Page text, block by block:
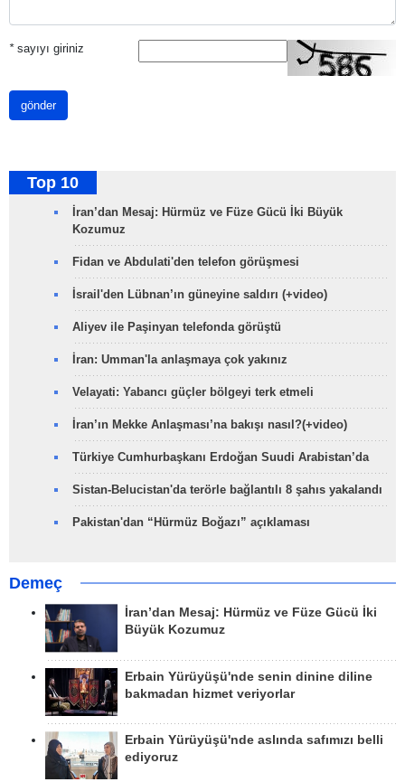
*sayıyı giriniz
gönder
Top 10
İran’dan Mesaj: Hürmüz ve Füze Gücü İki Büyük
Kozumuz
Fidan ve Abdulati'den telefon görüşmesi
İsrail'den Lübnan’ın güneyine saldırı (+video)
Aliyev ile Paşinyan telefonda görüştü
İran: Umman'la anlaşmaya çok yakınız
Velayati: Yabancı güçler bölgeyi terk etmeli
İran’ın Mekke Anlaşması’na bakışı nasıl?(+video)
Türkiye Cumhurbaşkanı Erdoğan Suudi Arabistan’da
Sistan-Belucistan'da terörle bağlantılı 8 şahıs yakalandı
Pakistan'dan “Hürmüz Boğazı” açıklaması
Demeç
İran’dan Mesaj: Hürmüz ve Füze Gücü İki
Büyük Kozumuz
Erbain Yürüyüşü'nde senin dinine diline
bakmadan hizmet veriyorlar
Erbain Yürüyüşü'nde aslında safımızı belli
ediyoruz